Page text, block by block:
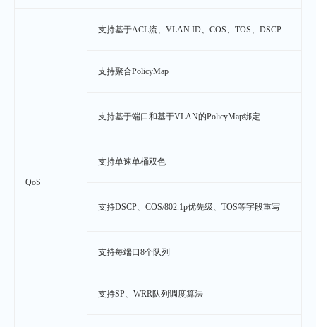
QoS
支持基于ACL流、VLAN ID、COS、TOS、DSCP
支持聚合PolicyMap
支持基于端口和基于VLAN的PolicyMap绑定
支持单速单桶双色
支持DSCP、COS/802.1p优先级、TOS等字段重写
支持每端口8个队列
支持SP、WRR队列调度算法